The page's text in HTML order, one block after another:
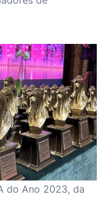
do Ano 2023, da